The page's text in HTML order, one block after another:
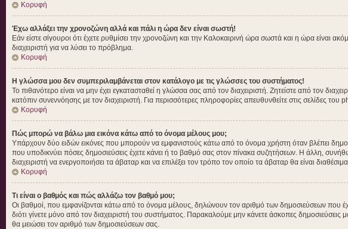
Κορυφή
Έχω αλλάξει την χρονοζώνη αλλά και πάλι η ώρα δεν είναι σωστή!
Εάν είστε σίγουροι ότι έχετε ρυθμίσει την χρονοζώνη και την Καλοκαιρινή ώρα σωστά και η ώρα είναι
διαχειριστή για να λύσει το πρόβλημα.
Κορυφή
Η γλώσσα μου δεν συμπεριλαμβάνεται στον κατάλογο με τις γλώσσες του συστήματος!
Το πιθανότερο είναι να μην έχει εγκατασταθεί η γλώσσα σας από τον διαχειριστή. Ζητείστε από τον
κατόπιν συνεννόησης με τον διαχειριστή. Για περισσότερες πληροφορίες απευθυνθείτε στις σελίδες
Κορυφή
Πώς μπορώ να βάλω μια εικόνα κάτω από το όνομα μέλους μου;
Υπάρχουν δύο ειδών εικόνες που μπορούν να εμφανιστούς κάτω από το όνομα χρήστη όταν βλέπει
που υποδικνύει πόσες δημοσιεύσεις έχετε κάνει ή το βαθμό σας στον πίνακα συζητήσεων. Η άλλη,
διαχειριστή να ενεργοποιήσει τα άβαταρ και να επιλέξει τον τρόπο τον οποίο τα άβαταρ θα είναι
Κορυφή
Τι είναι ο βαθμός και πώς αλλάζω τον βαθμό μου;
Οι βαθμοί, που εμφανίζονται κάτω από το όνομα μέλους, δηλώνουν τον αριθμό των δημοσιεύσεων που
διότι γίνετε μόνο από τον διαχειριστή του συστήματος. Παρακαλούμε μην κάνετε άσκοπες
θα μειώσει τον αριθμό των δημοσιεύσεων σας.